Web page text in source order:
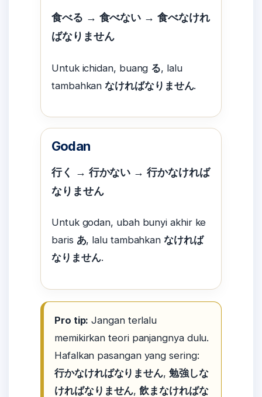
食べる → 食べない → 食べなけれ
ばなりません
Untuk ichidan, buang る, lalu
tambahkanなければなりません.
Godan
行く → 行かない → 行かなければ
なりません
Untuk godan, ubah bunyi akhir ke
baris あ, lalu tambahkanなければ
なりません.
Pro tip: Jangan terlalu
memikirkan teori panjangnya dulu.
Hafalkan pasangan yang sering:
行かなければなりません, 勉強しな
ければなりません,飲まなければな